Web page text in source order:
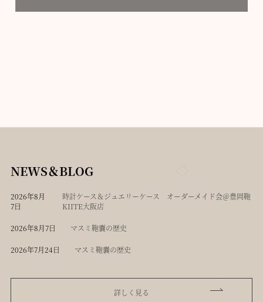
NEWS＆BLOG
2026年8月
7日
時計ケース＆ジュエリーケース オーダーメイド会＠豊岡鞄
KIITE大阪店
2026年8月7日 マスミ鞄嚢の歴史
2026年7月24日 マスミ鞄嚢の歴史
詳しく見る